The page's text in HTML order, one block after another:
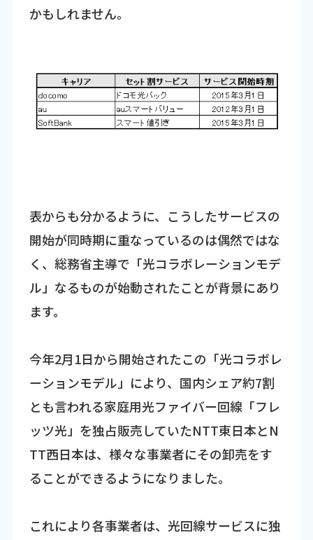
かもしれません。
表からも分かるように、こうしたサービスの
開始が同時期に重なっているのは偶然ではな
く、総務省主導で「光コラボレーションモデ
ル」なるものが始動されたことが背景にあり
ます。
今年2月1日から開始されたこの「光コラボレ
ーションモデル」により、国内シェア約7割
とも言われる家庭用光ファイバー回線「フレ
ッツ光」を独占販売していたNTT東日本とN
TT西日本は、様々な事業者にその卸売をす
ることができるようになりました。
これにより各事業者は、光回線サービスに独